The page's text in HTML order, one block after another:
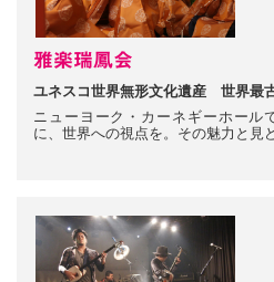
雅楽瑞鳳会
ユネスコ世界無形文化遺産 世界最
ニューヨーク・カーネギーホール
に、世界への視点を。その魅力と見